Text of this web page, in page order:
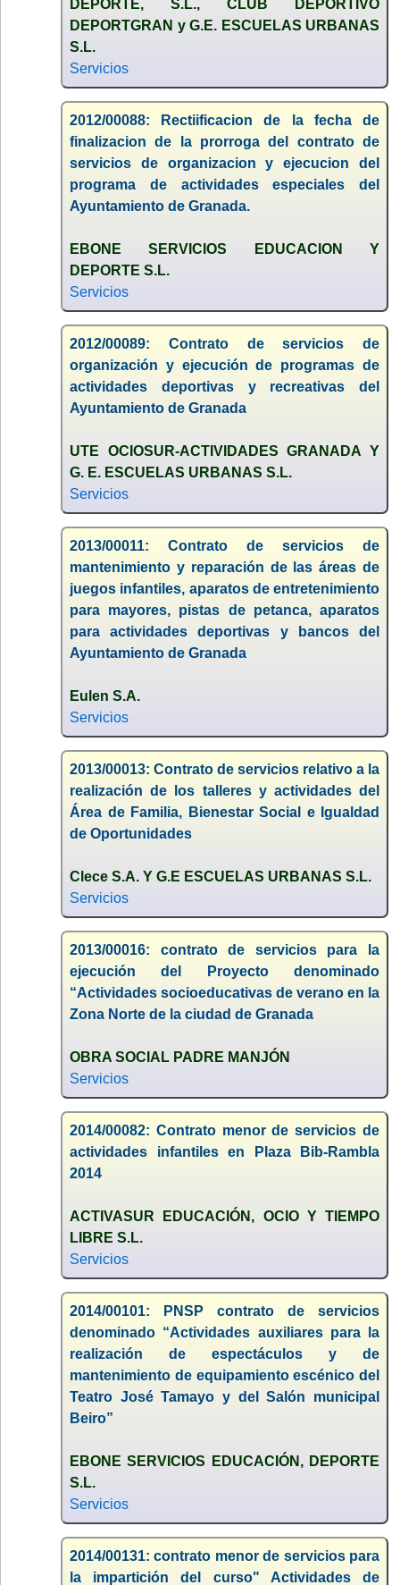
DEPORTE, S.L., CLUB DEPORTIVO
DEPORTGRAN y G.E. ESCUELAS URBANAS
S.L.
Servicios
2012/00088: Rectiificacion de la fecha de
finalizacion de la prorroga del contrato de
servicios de organizacion y ejecucion del
programa de actividades especiales del
Ayuntamiento de Granada.
EBONE SERVICIOS EDUCACION Y
DEPORTE S.L.
Servicios
2012/00089: Contrato de servicios de
organización y ejecución de programas de
actividades deportivas y recreativas del
Ayuntamiento de Granada
UTE OCIOSUR-ACTIVIDADES GRANADA Y
G. E. ESCUELAS URBANAS S.L.
Servicios
2013/00011: Contrato de servicios de
mantenimiento y reparación de las áreas de
juegos infantiles, aparatos de entretenimiento
para mayores, pistas de petanca, aparatos
para actividades deportivas y bancos del
Ayuntamiento de Granada
Eulen S.A.
Servicios
2013/00013: Contrato de servicios relativo a la
realización de los talleres y actividades del
Área de Familia, Bienestar Social e Igualdad
de Oportunidades
Clece S.A. Y G.E ESCUELAS URBANAS S.L.
Servicios
2013/00016: contrato de servicios para la
ejecución del Proyecto denominado
“Actividades socioeducativas de verano en la
Zona Norte de la ciudad de Granada
OBRA SOCIAL PADRE MANJÓN
Servicios
2014/00082: Contrato menor de servicios de
actividades infantiles en Plaza Bib-Rambla
2014
ACTIVASUR EDUCACIÓN, OCIO Y TIEMPO
LIBRE S.L.
Servicios
2014/00101: PNSP contrato de servicios
denominado “Actividades auxiliares para la
realización de espectáculos y de
mantenimiento de equipamiento escénico del
Teatro José Tamayo y del Salón municipal
Beiro”
EBONE SERVICIOS EDUCACIÓN, DEPORTE
S.L.
Servicios
2014/00131: contrato menor de servicios para
la impartición del curso" Actividades de